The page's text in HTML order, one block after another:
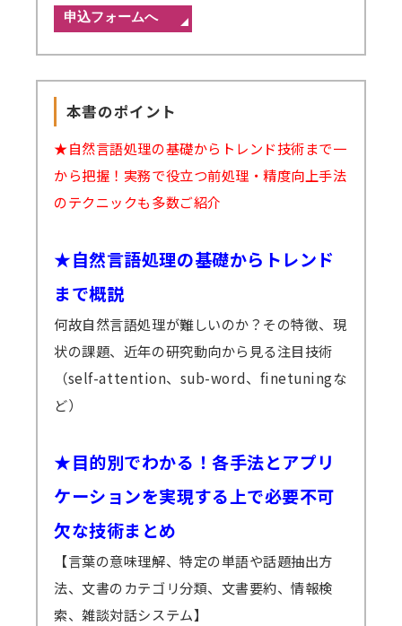
本書のポイント
★自然言語処理の基礎からトレンド技術まで一
から把握！実務で役立つ前処理・精度向上手法
のテクニックも多数ご紹介
★自然言語処理の基礎からトレンド
まで概説
何故自然言語処理が難しいのか？その特徴、現
状の課題、近年の研究動向から見る注目技術
（self-attention、sub-word、finetuningな
ど）
★目的別でわかる！各手法とアプリ
ケーションを実現する上で必要不可
欠な技術まとめ
【言葉の意味理解、特定の単語や話題抽出方
法、文書のカテゴリ分類、文書要約、情報検
索、雑談対話システム】